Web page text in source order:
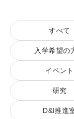
すべて
入学希望の
イベント
研究
D&I推進